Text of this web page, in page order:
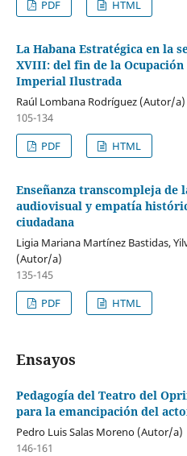
PDF
HTML
La Habana Estratégica en la
XVIII: del fin de la
Imperial Ilustrada
Raúl Lombana Rodríguez (Autor/a)
105-134
PDF
HTML
Enseñanza transcompleja
audiovisual y empatía
ciudadana
Ligia Mariana Martínez Bastidas,
(Autor/a)
135-145
PDF
HTML
Ensayos
Pedagogía del Teatro del
para la emancipación del
Pedro Luis Salas Moreno (Autor/a)
146-161